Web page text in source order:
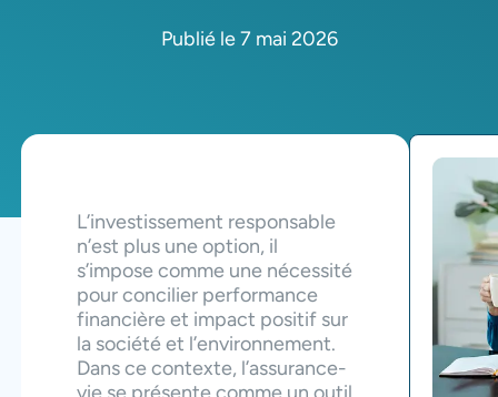
Publié le 7 mai 2026
L’investissement responsable
n’est plus une option, il
s’impose comme une nécessité
pour concilier performance
financière et impact positif sur
la société et l’environnement.
Dans ce contexte, l’assurance-
vie se présente comme un outil